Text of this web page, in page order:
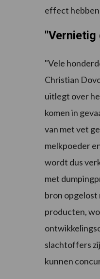
effect
"Vernietig
"Vele
Christian
uitlegt over
komen in
van met vet
melkpoeder
wordt dus
met
bron opgelost
producten,
slachtoffers
kunnen